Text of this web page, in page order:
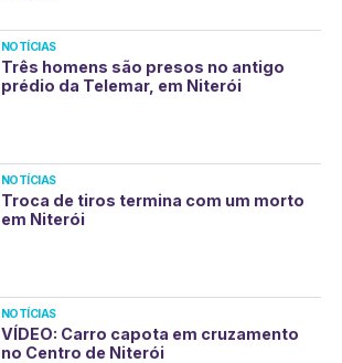
NOTÍCIAS
Três homens são presos no antigo
prédio da Telemar, em Niterói
NOTÍCIAS
Troca de tiros termina com um morto
em Niterói
NOTÍCIAS
VÍDEO: Carro capota em cruzamento
no Centro de Niterói